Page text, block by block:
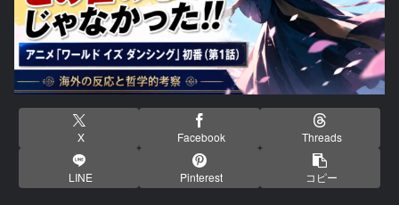
X Facebook Threads
LINE Pinterest コピー